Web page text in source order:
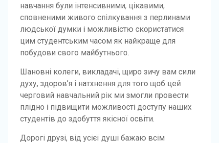
навчання були інтенсивними, цікавими,
сповненими живого спілкування з перлинами
людської думки і можливістю скористатися
цим студентським часом як найкраще для
побудови свого майбутнього.
Шановні колеги, викладачі, щиро зичу вам сили
духу, здоров’я і натхнення для того щоб цей
черговий навчальний рік ми змогли провести
плідно і підвищити можливості доступу наших
студентів до здобуття якісної освіти.
Дорогі друзі, від усієї душі бажаю всім